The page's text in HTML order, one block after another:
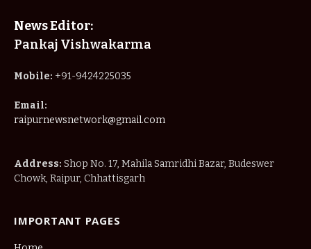
News Editor:
Pankaj Vishwakarma
Mobile: +91-9424225035
Email:
raipurnewsnetwork@gmail.com
Address: Shop No. 17, Mahila Samridhi Bazar, Budeswer
Chowk, Raipur, Chhattisgarh
IMPORTANT PAGES